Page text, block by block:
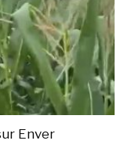
Enver